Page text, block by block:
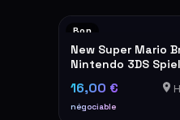
Bon
New Super Mario
Nintendo 3DS Spiel
16,00 €
négociable